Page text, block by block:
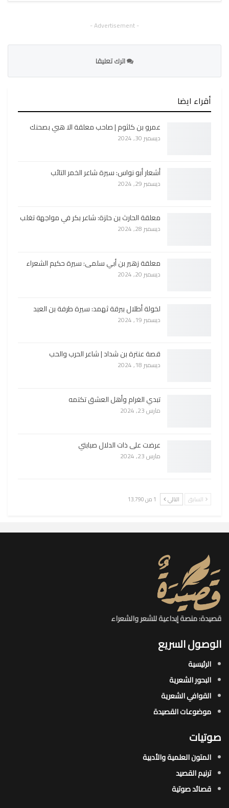
- Advertisement -
اترك تعليقا
أقراء ايضا
عمرو بن كلثوم | صاحب معلقة الا هبي بصحنك
ديسمبر 30, 2024
أشعار أبو نواس: سيرة شاعر الخمر التائب
ديسمبر 29, 2024
معلقة الحارث بن حلزة: شاعر بكر في مواجهة تغلب
ديسمبر 28, 2024
معلقة زهير بن أبي سلمى: سيرة حكيم الشعراء
ديسمبر 20, 2024
لخولة أطلال ببرقة ثهمد: سيرة طرفة بن العبد
ديسمبر 19, 2024
قصة عنترة بن شداد | شاعر الحرب والحب
ديسمبر 18, 2024
تبدي الغرام وأهل العشق تكتمه
مارس 23, 2024
عرضت على ذات الدلال صبابتي
مارس 23, 2024
السابق التالي 1 من 13٬790
قصيدة: منصة إبداعية للشعر والشعراء
الوصول السريع
الرئيسية
البحور الشعرية​
القوافي الشعرية​
موضوعات القصيدة​
صوتيات
المتون العلمية والأدبية
ترنيم القصيد
قصائد صوتية